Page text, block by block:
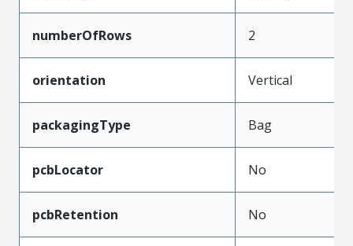
numberOfRows 2
orientation Vertical
packagingType Bag
pcbLocator No
pcbRetention No